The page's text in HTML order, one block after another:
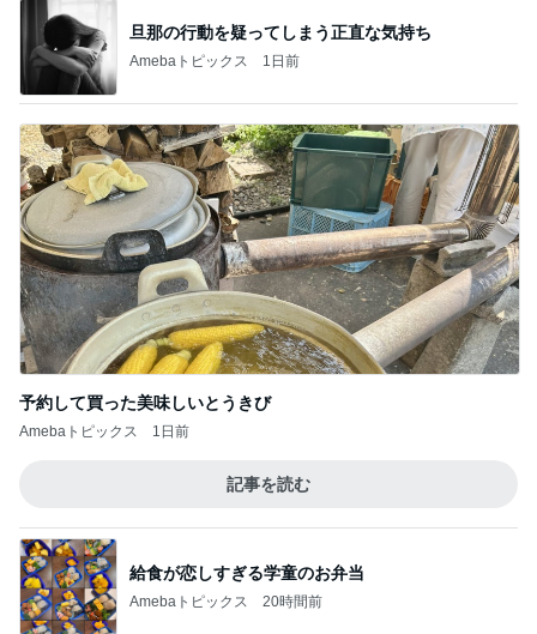
旦那の行動を疑ってしまう正直な気持ち
Amebaトピックス 1日前
予約して買った美味しいとうきび
Amebaトピックス 1日前
記事を読む
給食が恋しすぎる学童のお弁当
Amebaトピックス 20時間前